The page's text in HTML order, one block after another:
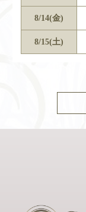
8/14(金)
8/15(土)